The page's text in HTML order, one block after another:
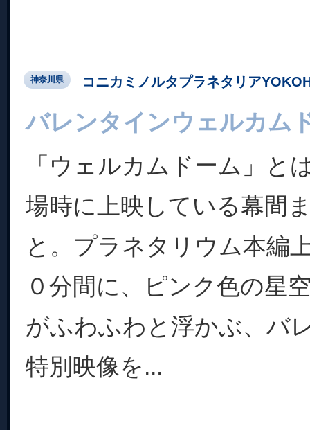
神奈川県 コニカミノルタプラネタリア
バレンタインウェルカム
「ウェルカムドーム」と
場時に上映している幕間
と。プラネタリウム本編
０分間に、ピンク色の星
がふわふわと浮かぶ、バ
特別映像を...